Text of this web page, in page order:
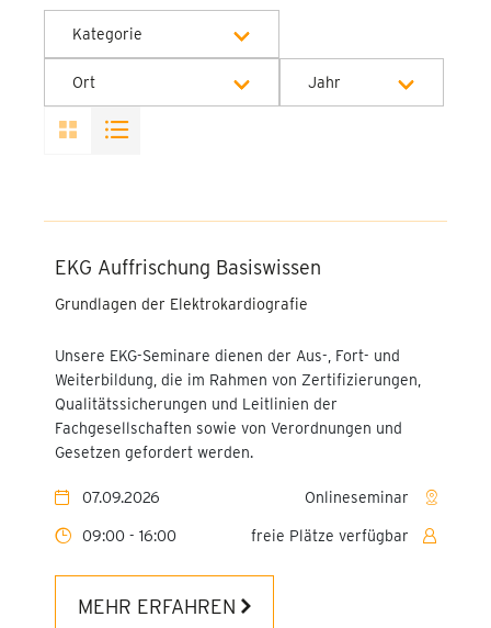
Kategorie
Alle Kategorien
EKG - Auffrischung
Komplettseminar (2-tägig)
Basisworkshop evozierte
Potentiale
Effektive Führung im
Gesundheitswesen
tägig)
Ort
Alle Orte
Bochum - EBZ Akademie
München - PEG
Akademie
Gesundheitswesen
Berlin - Aesculap
Akademie
Stuttgart - SSB
Jahr
2027
EKG Auffrischung Basiswissen
Grundlagen der Elektrokardiografie
Unsere EKG-Seminare dienen der Aus-, Fort- und
Weiterbildung, die im Rahmen von Zertifizierungen,
Qualitätssicherungen und Leitlinien der
Fachgesellschaften sowie von Verordnungen und
Gesetzen gefordert werden.
07.09.2026 Onlineseminar
09:00 - 16:00 freie Plätze verfügbar
MEHR ERFAHREN